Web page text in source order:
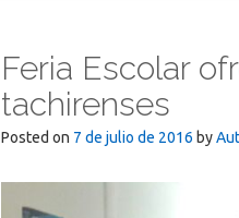
Feria Escolar
tachirenses
Posted on 7 de julio de 2016 by